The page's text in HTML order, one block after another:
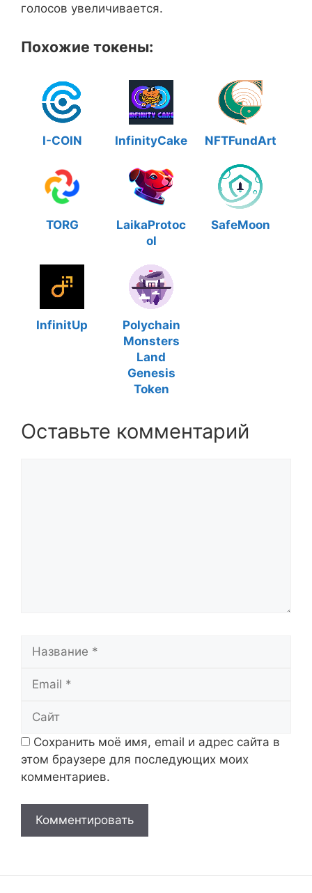
голосов увеличивается.
Похожие токены:
I-COIN InfinityCake NFTFundArt
TORG
LaikaProtoc
ol
SafeMoon
InfinitUp
Polychain
Monsters
Land
Genesis
Token
Оставьте комментарий
Название
Email
Сайт
Сохранить моё имя, email и адрес сайта в
этом браузере для последующих моих
комментариев.